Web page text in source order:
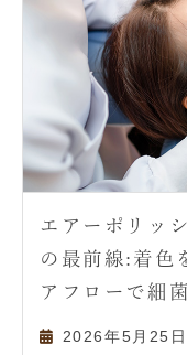
エアーポリッ
の最前線:着色
アフローで細
2026年5月25日